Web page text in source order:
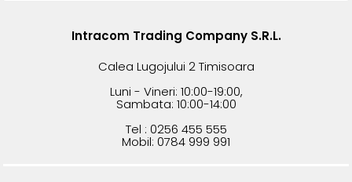
Intracom Trading Company S.R.L.
Calea Lugojului 2 Timisoara
Luni - Vineri: 10:00-19:00,
Sambata: 10:00-14:00
Tel : 0256 455 555
Mobil: 0784 999 991